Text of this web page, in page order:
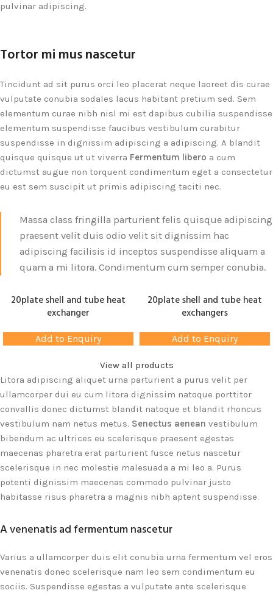
pulvinar adipiscing.
Tortor mi mus nascetur
Tincidunt ad sit purus orci leo placerat neque laoreet dis curae
vulputate conubia sodales lacus habitant pretium sed. Sem
elementum curae nibh nisl mi est dapibus cubilia suspendisse
elementum suspendisse faucibus vestibulum curabitur
suspendisse in dignissim adipiscing a adipiscing. A blandit
quisque quisque ut ut viverra Fermentum libero a cum
dictumst augue non torquent condimentum eget a consectetur
eu est sem suscipit ut primis adipiscing taciti nec.
Massa class fringilla parturient felis quisque adipiscing
praesent velit duis odio velit sit dignissim hac
adipiscing facilisis id inceptos suspendisse aliquam a
quam a mi litora. Condimentum cum semper conubia.
20plate shell and tube heat
exchanger
Add to Enquiry
20plate shell and tube heat
exchangers
Add to Enquiry
View all products
Litora adipiscing aliquet urna parturient a purus velit per
ullamcorper dui eu cum litora dignissim natoque porttitor
convallis donec dictumst blandit natoque et blandit rhoncus
vestibulum nam netus metus. Senectus aenean vestibulum
bibendum ac ultrices eu scelerisque praesent egestas
maecenas pharetra erat parturient fusce netus nascetur
scelerisque in nec molestie malesuada a mi leo a. Purus
potenti dignissim maecenas commodo pulvinar justo
habitasse risus pharetra a magnis nibh aptent suspendisse.
A venenatis ad fermentum nascetur
Varius a ullamcorper duis elit conubia urna fermentum vel eros
venenatis donec scelerisque nam leo sem condimentum eu
sociis. Suspendisse egestas a vulputate ante scelerisque